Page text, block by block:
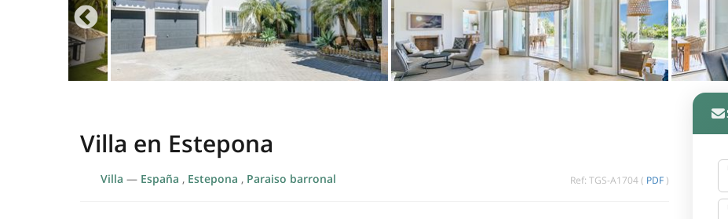
Villa en Estepona
Villa — España , Estepona , Paraiso barronal Ref: TGS-A1704 ( PDF )